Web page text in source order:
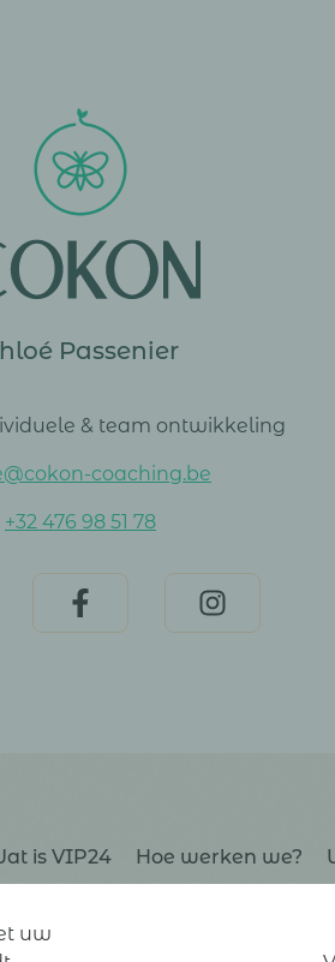
Passenier
& team ontwikkeling
coaching.be
+32 476 98 51 78
is VIP24 Hoe werken we?
uw